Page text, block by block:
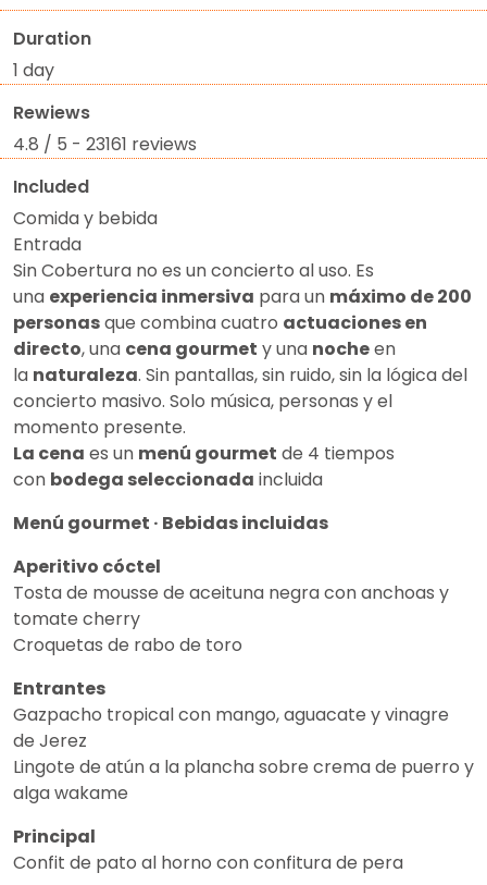
Duration
1 day
Rewiews
4.8 / 5 - 23161 reviews
Included
Comida y bebida
Entrada
Sin Cobertura no es un concierto al uso. Es
una experiencia inmersiva para un máximo de 200
personasque combina cuatro actuaciones en
directo, una cena gourmet y una nocheen
la naturaleza. Sin pantallas, sin ruido, sin la lógica del
concierto masivo. Solo música, personas y el
momento presente.
La cena es un menú gourmet de 4 tiempos
con bodega seleccionada incluida
Menú gourmet · Bebidas incluidas
Aperitivo cóctel
Tosta de mousse de aceituna negra con anchoas y
tomate cherry
Croquetas de rabo de toro
Entrantes
Gazpacho tropical con mango, aguacate y vinagre
de Jerez
Lingote de atún a la plancha sobre crema de puerro y
alga wakame
Principal
Confit de pato al horno con confitura de pera